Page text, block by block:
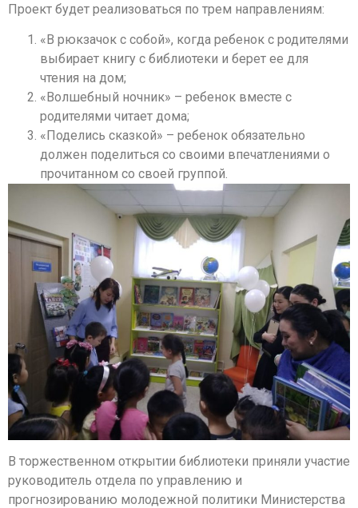
Проект будет реализоваться по трем направлениям:
«В рюкзачок с собой», когда ребенок с родителями
выбирает книгу с библиотеки и берет ее для
чтения на дом;
«Волшебный ночник» – ребенок вместе с
родителями читает дома;
«Поделись сказкой» – ребенок обязательно
должен поделиться со своими впечатлениями о
прочитанном со своей группой.
В торжественном открытии библиотеки приняли участие
руководитель отдела по управлению и
прогнозированию молодежной политики Министерства